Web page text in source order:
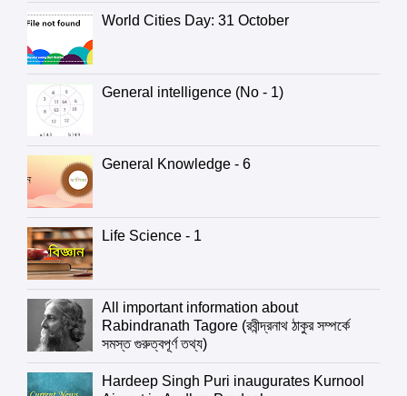
World Cities Day: 31 October
General intelligence (No - 1)
General Knowledge - 6
Life Science - 1
All important information about
Rabindranath Tagore (রবীন্দ্রনাথ ঠাকুর সম্পর্কে
সমস্ত গুরুত্বপূর্ণ তথ্য)
Hardeep Singh Puri inaugurates Kurnool